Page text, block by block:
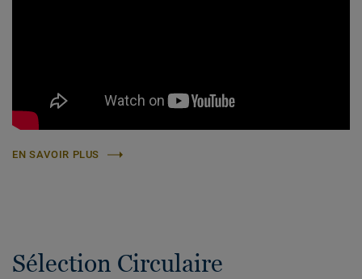
EN SAVOIR PLUS
Sélection Circulaire